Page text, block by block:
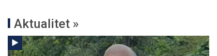
Aktualitet »